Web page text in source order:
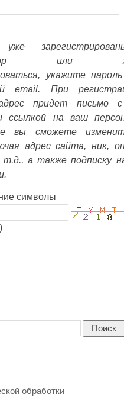
или
укажите
email. При
придет письмо
ссылкой на ваш
вы сможете
адрес сайта, ник,
а также подписку
символы
Поиск
обработки